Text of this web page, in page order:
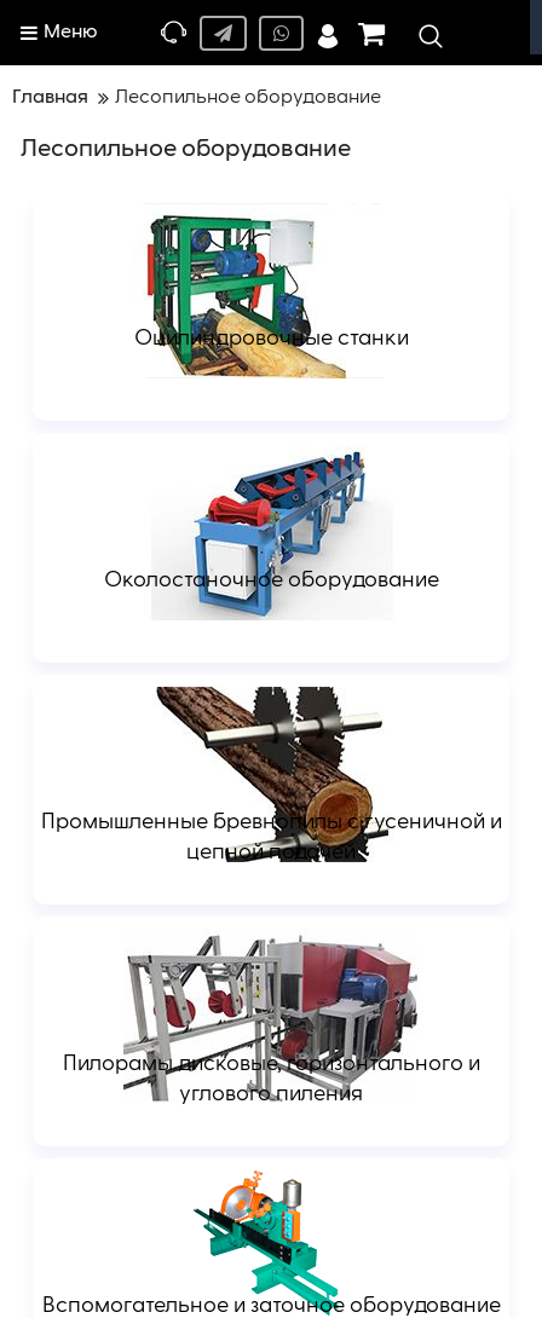
Меню
Главная Лесопильное оборудование
Лесопильное оборудование
Оцилиндровочные станки
Околостаночное оборудование
Промышленные бревнопилы с гусеничной и
цепной подачей
Пилорамы дисковые, горизонтального и
углового пиления
Вспомогательное и заточное оборудование